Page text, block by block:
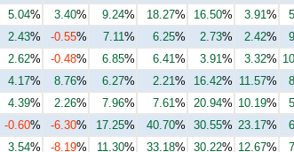
5.04% 3.40% 9.24% 18.27% 16.50% 3.91 %
2.43% -0.55% 7.11 % 6.25% 2.73% 2.42%
2.62% -0.48% 6.85% 6.41 % 3.91 % 3.32%
4.17% 8.76% 6.27% 2.21 % 16.42% 11.57%
4.39% 2.26% 7.96% 7.61 % 20.94% 10.19%
-0.60% -6.30% 17.25% 40.70% 30.55% 23.17%
3.54% -8.19% 11.30% 33.18% 30.22% 12.67%